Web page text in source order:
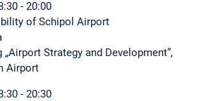
- 20:00
of Schipol Airport
Strategy and Development“,
Airport
- 20:30